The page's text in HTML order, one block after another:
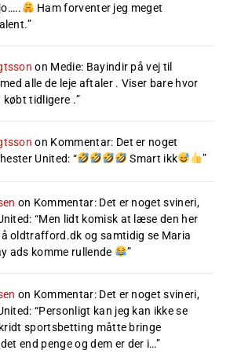
Ham forventer jeg meget
”
on Medie: Bayindir på vej til
alle de leje aftaler . Viser bare hvor
købt tidligere .”
on Kommentar: Det er noget
United: “ Smart ikk ”
on Kommentar: Det er noget svineri,
: “Men lidt komisk at læse den her
oldtrafford.dk og samtidig se Maria
ads komme rullende
”
on Kommentar: Det er noget svineri,
: “Personligt kan jeg kan ikke se
sportsbetting måtte bringe
end penge og dem er der i…”